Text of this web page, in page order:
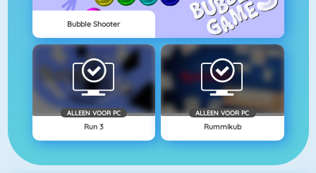
Bubble Shooter
ALLEEN VOOR PC
Run 3
ALLEEN VOOR PC
Rummikub